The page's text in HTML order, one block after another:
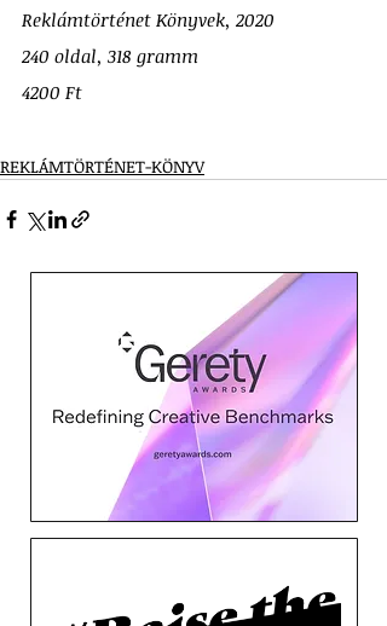
Reklámtörténet Könyvek, 2020
240 oldal, 318 gramm
4200 Ft
REKLÁMTÖRTÉNET-KÖNYV